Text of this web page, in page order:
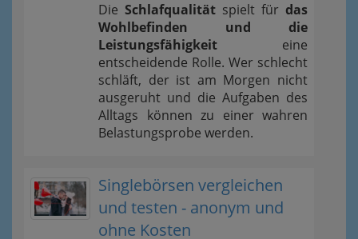
Die Schlafqualität spielt für das
Wohlbefinden und die
Leistungsfähigkeit eine
entscheidende Rolle. Wer schlecht
schläft, der ist am Morgen nicht
ausgeruht und die Aufgaben des
Alltags können zu einer wahren
Belastungsprobe werden.
Singlebörsen vergleichen
und testen - anonym und
ohne Kosten